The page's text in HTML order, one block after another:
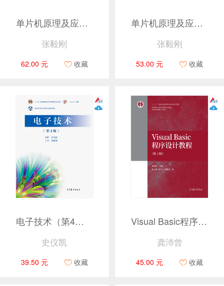
单片机原理及应用——C51编程+Proteus仿真（第3版）
张毅刚
62.00 元 收藏
单片机原理及应用（第4版）
张毅刚
53.00 元 收藏
电子技术（第4版）
史仪凯
39.50 元 收藏
Visual Basic程序设计教程(第5版)
龚沛曾
45.00 元 收藏